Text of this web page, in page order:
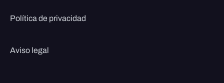
Política de privacidad
Aviso legal